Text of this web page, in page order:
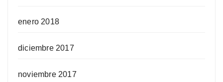
enero 2018
diciembre 2017
noviembre 2017